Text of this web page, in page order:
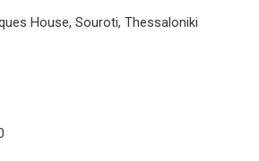
House, Souroti, Thessaloniki